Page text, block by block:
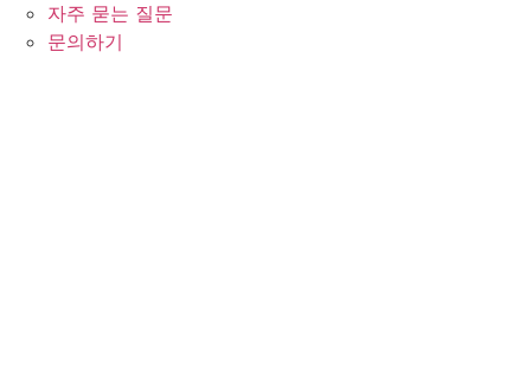
자주 묻는 질문
문의하기